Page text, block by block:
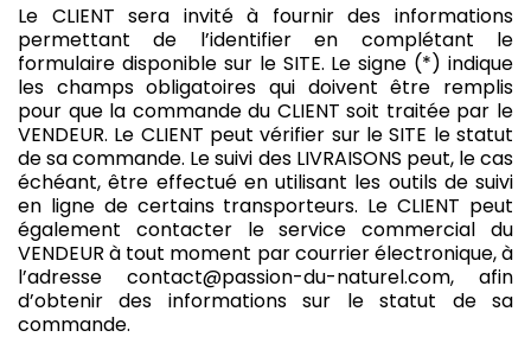
Le CLIENT sera invité à fournir des informations
permettant de l’identifier en complétant le
formulaire disponible sur le SITE. Le signe (*) indique
les champs obligatoires qui doivent être remplis
pour que la commande du CLIENT soit traitée par le
VENDEUR. Le CLIENT peut vérifier sur le SITE le statut
de sa commande. Le suivi des LIVRAISONS peut, le cas
échéant, être effectué en utilisant les outils de suivi
en ligne de certains transporteurs. Le CLIENT peut
également contacter le service commercial du
VENDEUR à tout moment par courrier électronique, à
l’adresse contact@passion-du-naturel.com, afin
d’obtenir des informations sur le statut de sa
commande.